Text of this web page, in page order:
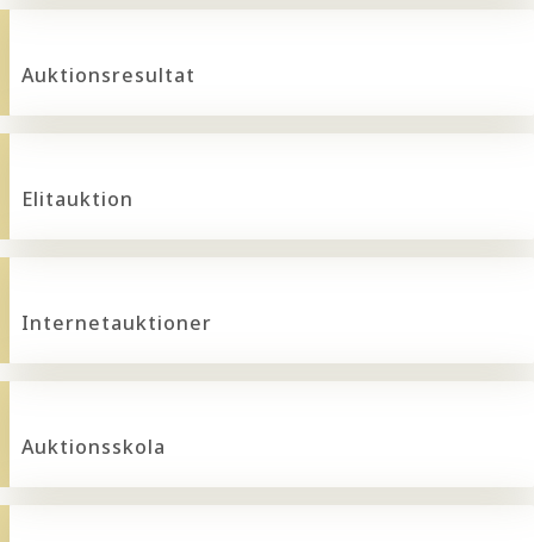
Auktionsresultat
Elitauktion
Internetauktioner
Auktionsskola